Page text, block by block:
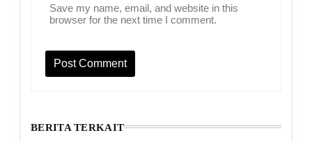
Save my name, email, and website in this
browser for the next time I comment.
BERITA TERKAIT